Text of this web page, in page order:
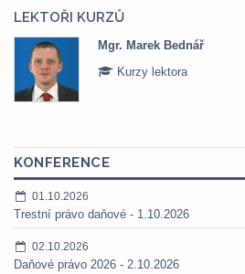
LEKTOŘI KURZŮ
Bednář
lektora
KONFERENCE
01.10.2026
Trestní právo daňové - 1.10.2026
02.10.2026
Daňové právo 2026 - 2.10.2026